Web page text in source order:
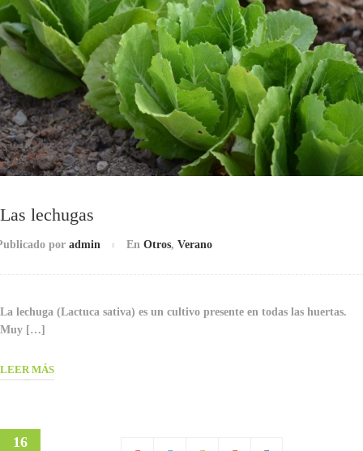
Las lechugas
por admin En Otros, Verano
La lechuga (Lactuca sativa) es un cultivo presente en todas las huertas.
Muy […]
LEER MÁS
16